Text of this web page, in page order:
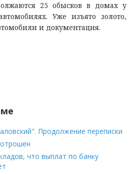
25 обысков в домах у
Уже изъято золото,
и документация.
Продолжение переписки
что выплат по банку